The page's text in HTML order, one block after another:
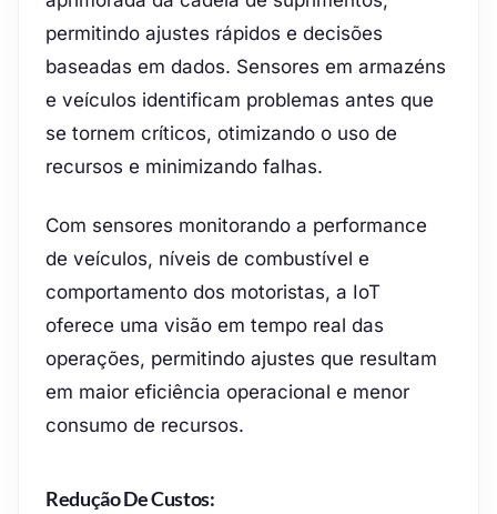
permitindo ajustes rápidos e decisões
baseadas em dados. Sensores em armazéns
e veículos identificam problemas antes que
se tornem críticos, otimizando o uso de
recursos e minimizando falhas.
Com sensores monitorando a performance
de veículos, níveis de combustível e
comportamento dos motoristas, a IoT
oferece uma visão em tempo real das
operações, permitindo ajustes que resultam
em maior eficiência operacional e menor
consumo de recursos.
Redução De Custos: